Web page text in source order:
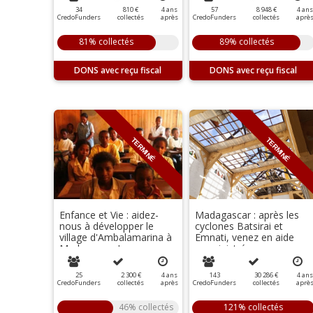
34
CredoFunders
810 €
collectés
4ans
après
81% collectés
DONS
57
CredoFunders
8 948 €
collectés
4ans
après
89% collectés
DONS
TERMINÉ
Enfance et Vie : aidez-
nous à développer le
village d'Ambalamarina à
Madagascar !
25
CredoFunders
2 300 €
collectés
4ans
après
46% collectés
TERMINÉ
Madagascar : après les
cyclones Batsirai et
Emnati, venez en aide
aux sinistrés
143
CredoFunders
30 286 €
collectés
4ans
après
121% collectés